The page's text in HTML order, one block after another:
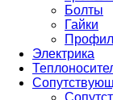
Болты
Гайки
Электрика